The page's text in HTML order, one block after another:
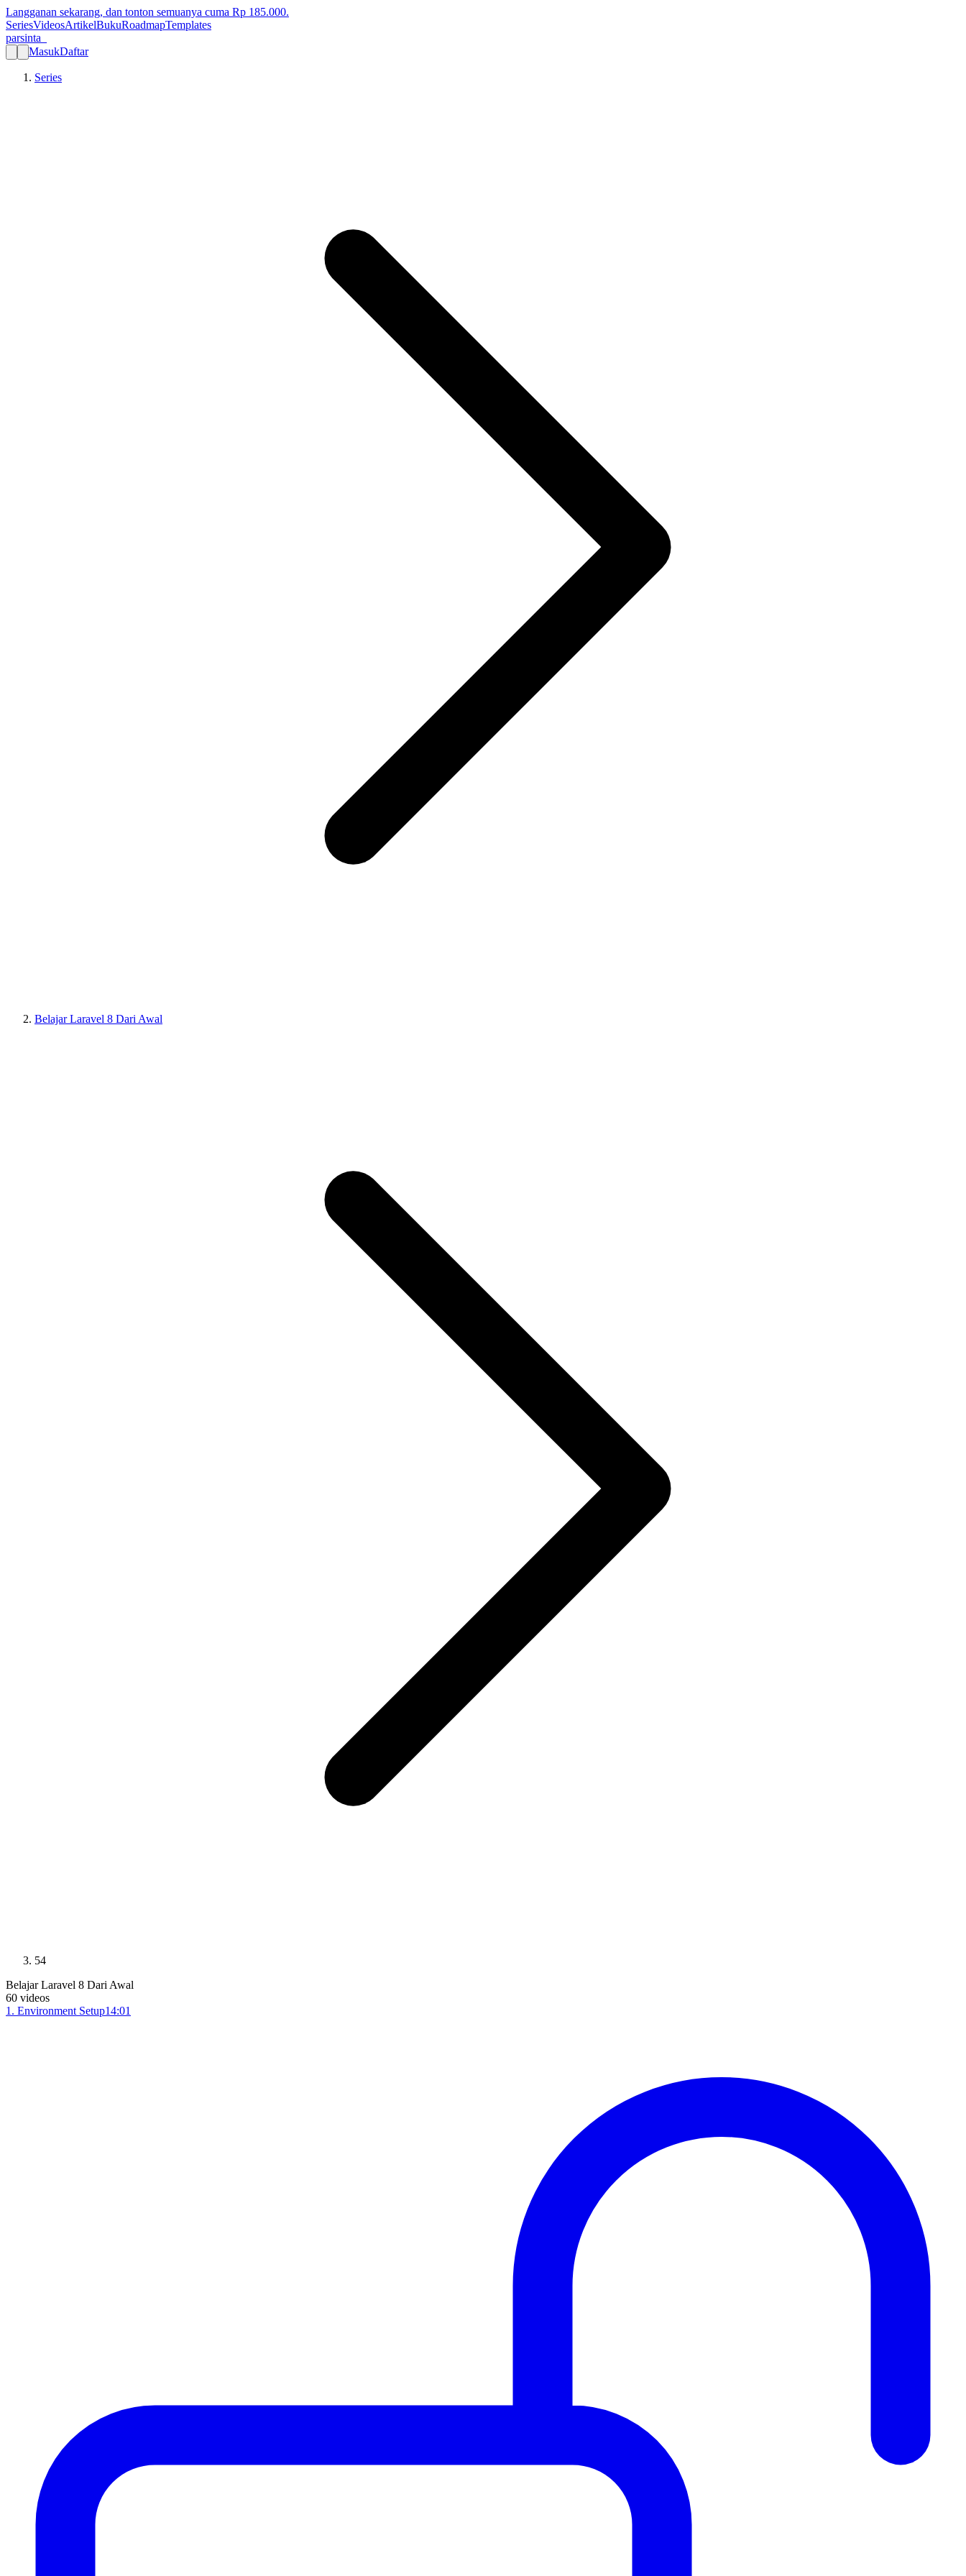
Langganan sekarang, dan tonton semuanya cuma Rp 185.000.
SeriesVideosArtikelBukuRoadmapTemplates
parsinta_
MasukDaftar
Series
Belajar Laravel 8 Dari Awal
54
Belajar Laravel 8 Dari Awal
60 videos
1 . Environment Setup14:01